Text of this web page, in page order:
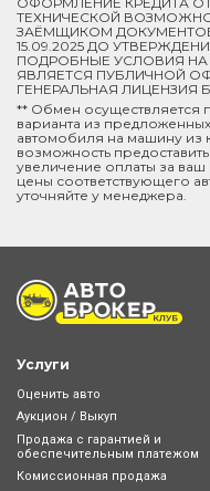
ТЕХНИЧЕСКОЙ
ЗАЁМЩИКОМ
15.09.2025 ДО
ПОДРОБНЫЕ УСЛОВИЯ НА
ЯВЛЯЕТСЯ ПУБЛИЧНОЙ
ГЕНЕРАЛЬНАЯ ЛИЦЕНЗИЯ
** Обмен осуществляется
варианта из
автомобиля на машину из
возможность
увеличение оплаты за
цены соответствующего
уточняйте у менеджера.
Услуги
Оценить авто
Аукцион / Выкуп
Продажа с гарантией и
обеспечительным платежом
Комиссионная продажа